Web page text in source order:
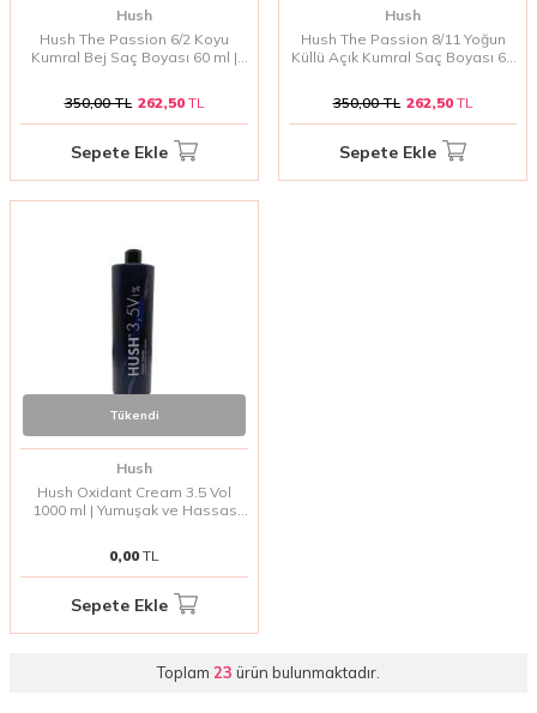
Hush
Hush The Passion 6/2 Koyu
Kumral Bej Saç Boyası 60 ml |
350,00TL 262,50TL
Sepete Ekle
Hush
Hush The Passion 8/11 Yoğun
Küllü Açık Kumral Saç Boyası 60
350,00TL 262,50TL
Sepete Ekle
Tükendi
Hush
Hush Oxidant Cream 3.5 Vol
1000 ml | Yumuşak ve Hassas
0,00 TL
Sepete Ekle
Toplam 23 ürün bulunmaktadır.